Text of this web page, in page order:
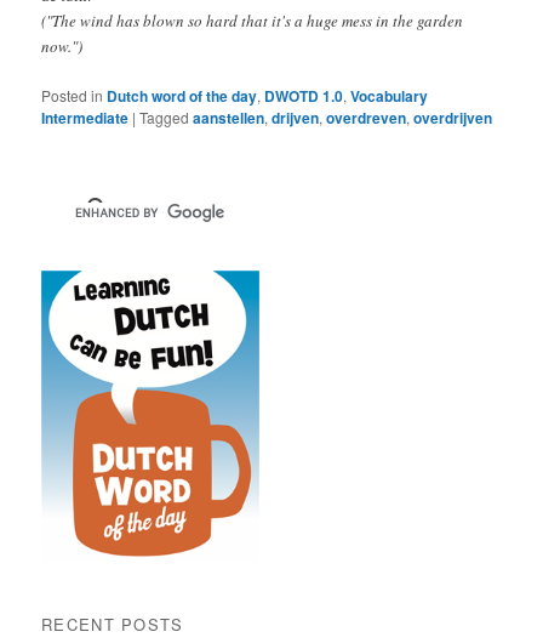
("The wind has blown so hard that it's a huge mess in the garden
now.")
Posted in Dutch word of the day, DWOTD 1.0,Vocabulary
Intermediate |Tagged aanstellen,drijven,overdreven,overdrijven
RECENT POSTS